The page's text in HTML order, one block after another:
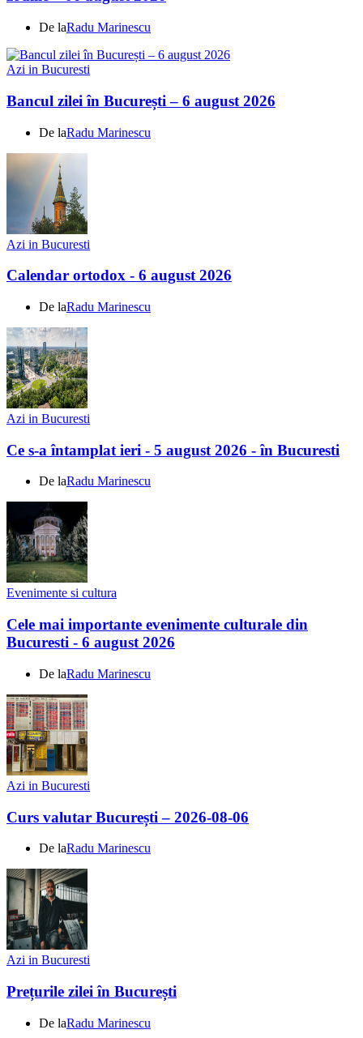
De laRadu Marinescu
Azi in Bucuresti
Bancul zilei în București – 6 august 2026
De laRadu Marinescu
Azi in Bucuresti
Calendar ortodox - 6 august 2026
De laRadu Marinescu
Azi in Bucuresti
Ce s-a întamplat ieri - 5 august 2026 - în Bucuresti
De laRadu Marinescu
Evenimente si cultura
Cele mai importante evenimente culturale din
Bucuresti - 6 august 2026
De laRadu Marinescu
Azi in Bucuresti
Curs valutar București – 2026-08-06
De laRadu Marinescu
Azi in Bucuresti
Prețurile zilei în București
De laRadu Marinescu